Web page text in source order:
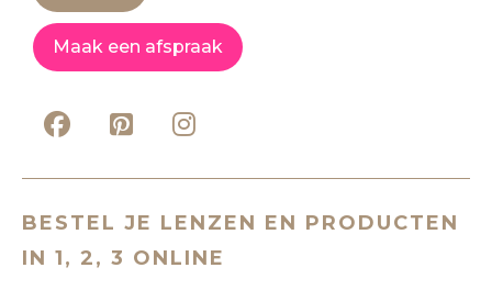
Maak een afspraak
BESTEL JE LENZEN EN PRODUCTEN
IN 1, 2, 3 ONLINE